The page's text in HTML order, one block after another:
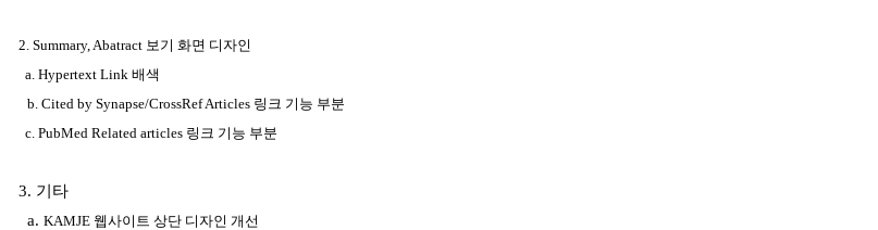
2. Summary, Abatract 보기 화면 디자인
a. Hypertext Link 배색
b. Cited by Synapse/CrossRef Articles 링크 기능 부분
c. PubMed Related articles 링크 기능 부분
3. 기타
a. KAMJE 웹사이트 상단 디자인 개선